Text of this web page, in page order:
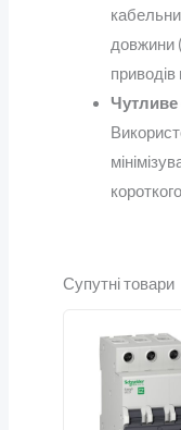
довжини
приводів
Супутні товари